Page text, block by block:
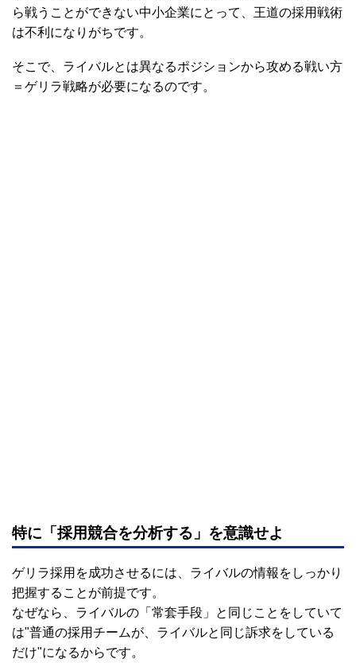
ら戦うことができない中小企業にとって、王道の採用戦術
は不利になりがちです。
そこで、ライバルとは異なるポジションから攻める戦い方
＝ゲリラ戦略が必要になるのです。
特に「採用競合を分析する」を意識せよ
ゲリラ採用を成功させるには、ライバルの情報をしっかり
把握することが前提です。
なぜなら、ライバルの「常套手段」と同じことをしていて
は"普通の採用チームが、ライバルと同じ訴求をしている
だけ"になるからです。